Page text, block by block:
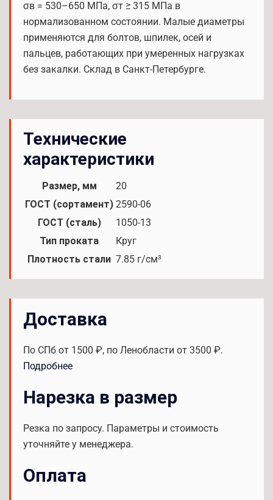
σв = 530–650 МПа, σт ≥ 315 МПа в
нормализованном состоянии. Малые диаметры
применяются для болтов, шпилек, осей и
пальцев, работающих при умеренных нагрузках
без закалки. Склад в Санкт-Петербурге.
Технические
характеристики
Размер, мм
20
ГОСТ (сортамент) 2590-06
ГОСТ (сталь)
1050-13
Тип проката
Круг
Плотность стали 7.85 г/см³
Доставка
По СПб от 1500 ₽, по Ленобласти от 3500 ₽.
Подробнее
Нарезка в размер
Резка по запросу. Параметры и стоимость
уточняйте у менеджера.
Оплата